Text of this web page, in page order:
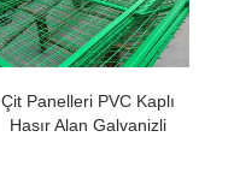
Çit Panelleri PVC Kaplı
Hasır Alan Galvanizli